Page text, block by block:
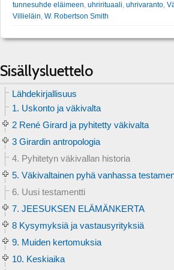
tunnesuhde eläimeen, uhrirituaali, uhrivaranto,
Villieläin, W. Robertson Smith
Sisällysluettelo
Lähdekirjallisuus
1. Uskonto ja väkivalta
2 René Girard ja pyhitetty väkivalta
3 Girardin antropologia
4. Pyhitetyn väkivallan historia
5. Väkivaltainen pyhä vanhassa
6. Uusi testamentti
7. JEESUKSEN ELÄMÄNKERTA
8 Kysymyksiä ja vastausyrityksiä
9. Muiden kertomuksia
10. Keskiaika